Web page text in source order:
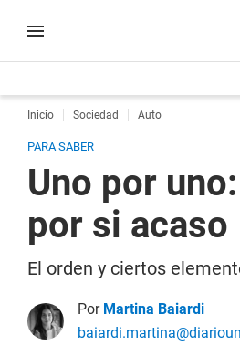
Inicio Sociedad Auto
PARA SABER
Uno por
por si acaso
El orden y ciertos
Por Martina Baiardi